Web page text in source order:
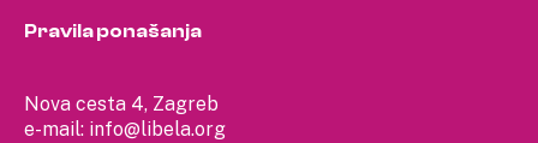
Nova cesta 4, Zagreb
e-mail: info@libela.org
Pravila ponašanja